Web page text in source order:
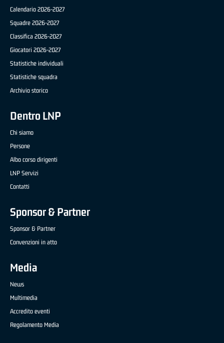
Calendario 2026-2027
Squadre 2026-2027
Classifica 2026-2027
Giocatori 2026-2027
Statistiche individuali
Statistiche squadra
Archivio storico
Dentro LNP
Chi siamo
Persone
Albo corso dirigenti
LNP Servizi
Contatti
Sponsor & Partner
Sponsor & Partner
Convenzioni in atto
Media
News
Multimedia
Accredito eventi
Regolamento Media